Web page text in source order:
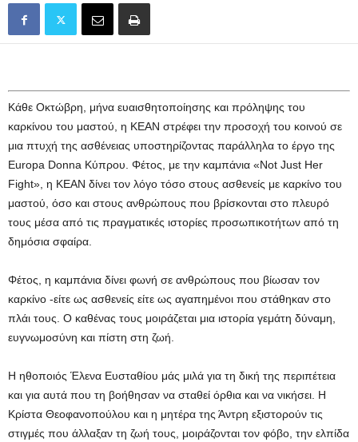
Κάθε Οκτώβρη, μήνα ευαισθητοποίησης και πρόληψης του
καρκίνου του μαστού, η KEAN στρέφει την προσοχή του κοινού σε
μια πτυχή της ασθένειας υποστηρίζοντας παράλληλα το έργο της
Europa Donna Κύπρου. Φέτος, με την καμπάνια «Not Just Her
Fight», η ΚΕΑΝ δίνει τον λόγο τόσο στους ασθενείς με καρκίνο του
μαστού, όσο και στους ανθρώπους που βρίσκονται στο πλευρό
τους μέσα από τις πραγματικές ιστορίες προσωπικοτήτων από τη
δημόσια σφαίρα.
Φέτος, η καμπάνια δίνει φωνή σε ανθρώπους που βίωσαν τον
καρκίνο -είτε ως ασθενείς είτε ως αγαπημένοι που στάθηκαν στο
πλάι τους. Ο καθένας τους μοιράζεται μια ιστορία γεμάτη δύναμη,
ευγνωμοσύνη και πίστη στη ζωή.
Η ηθοποιός Έλενα Ευσταθίου μάς μιλά για τη δική της περιπέτεια
και για αυτά που τη βοήθησαν να σταθεί όρθια και να νικήσει. Η
Κρίστα Θεοφανοπούλου και η μητέρα της Άντρη εξιστορούν τις
στιγμές που άλλαξαν τη ζωή τους, μοιράζονται τον φόβο, την ελπίδα